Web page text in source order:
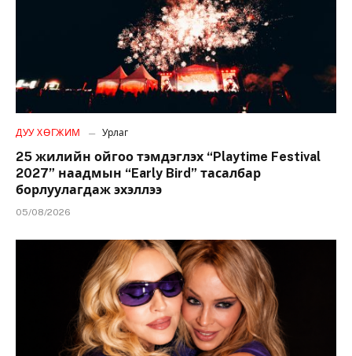
ДУУ ХӨГЖИМ Урлаг
25 жилийн ойгоо тэмдэглэх “Playtime Festival
2027” наадмын “Early Bird” тасалбар
борлуулагдаж эхэллээ
05/08/2026